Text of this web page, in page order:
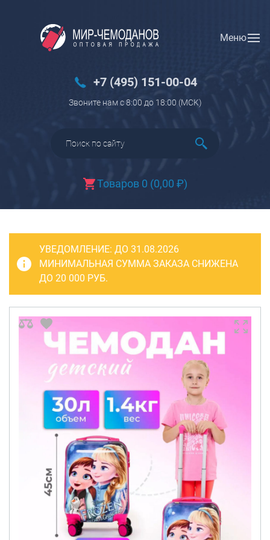
Меню
+7 (495) 151-00-04
Звоните нам с 8:00 до 18:00 (МCK)
Товаров 0 (0,00 ₽)
Вход Регистрация
Багаж
Чемоданы
Чемоданы детские
Пилоты на колесах
Рюкзаки детские для детских
Бьюти-кейсы
САКВОЯЖИ
РАСПРОДАЖА
Сумки
Сумки колесные
Сумки спортивные
Сумки деловые
Сумки поясные
Сумки пляжные
Сумки для ноутбуков
Сумки-тележки хозяйственные
Сумки-рюкзаки на колёсах
Сумки детские
Рюкзаки
УВЕДОМЛЕНИЕ: ДО 31.08.2026
МИНИМАЛЬНАЯ СУММА ЗАКАЗА СНИЖЕНА
ДО 20 000 РУБ.